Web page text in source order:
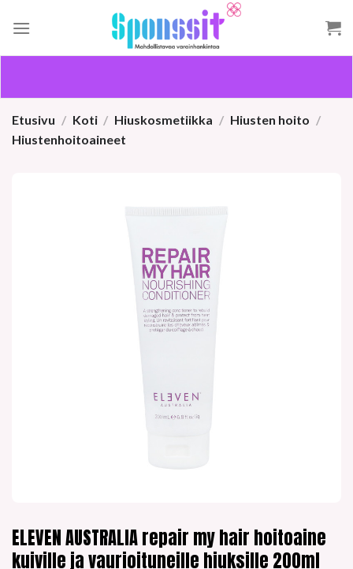
Etusivu / Koti / Hiuskosmetiikka / Hiusten hoito /
Hiustenhoitoaineet
ELEVEN AUSTRALIA repair my hair hoitoaine
kuiville ja vaurioituneille hiuksille 200ml